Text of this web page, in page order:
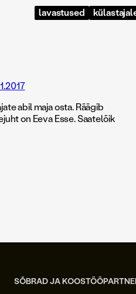
lavastused
abil maja osta. Räägib
on Eeva Esse. Saatelõik
SÕBRAD JA